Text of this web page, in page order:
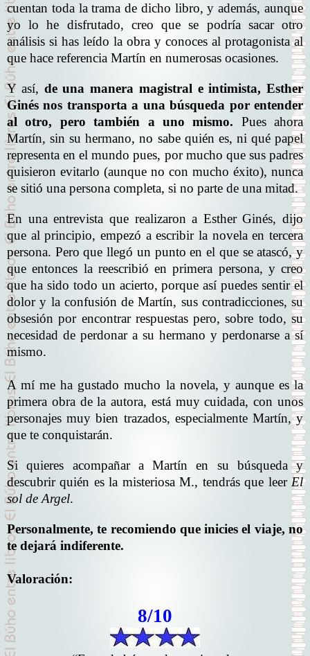
cuentan toda la trama de dicho libro, y además, aunque
yo lo he disfrutado, creo que se podría sacar otro
análisis si has leído la obra y conoces al protagonista al
que hace referencia Martín en numerosas ocasiones.
Y así, de una manera magistral e intimista, Esther
Ginés nos transporta a una búsqueda por entender
al otro, pero también a uno mismo. Pues ahora
Martín, sin su hermano, no sabe quién es, ni qué papel
representa en el mundo pues, por mucho que sus padres
quisieron evitarlo (aunque no con mucho éxito), nunca
se sitió una persona completa, si no parte de una mitad.
En una entrevista que realizaron a Esther Ginés, dijo
que al principio, empezó a escribir la novela en tercera
persona. Pero que llegó un punto en el que se atascó, y
que entonces la reescribió en primera persona, y creo
que ha sido todo un acierto, porque así puedes sentir el
dolor y la confusión de Martín, sus contradicciones, su
obsesión por encontrar respuestas pero, sobre todo, su
necesidad de perdonar a su hermano y perdonarse a sí
mismo.
A mí me ha gustado mucho la novela, y aunque es la
primera obra de la autora, está muy cuidada, con unos
personajes muy bien trazados, especialmente Martín, y
que te conquistarán.
Si quieres acompañar a Martín en su búsqueda y
descubrir quién es la misteriosa M., tendrás que leer El
sol de Argel.
Personalmente, te recomiendo que inicies el viaje, no
te dejará indiferente.
Valoración:
8/10